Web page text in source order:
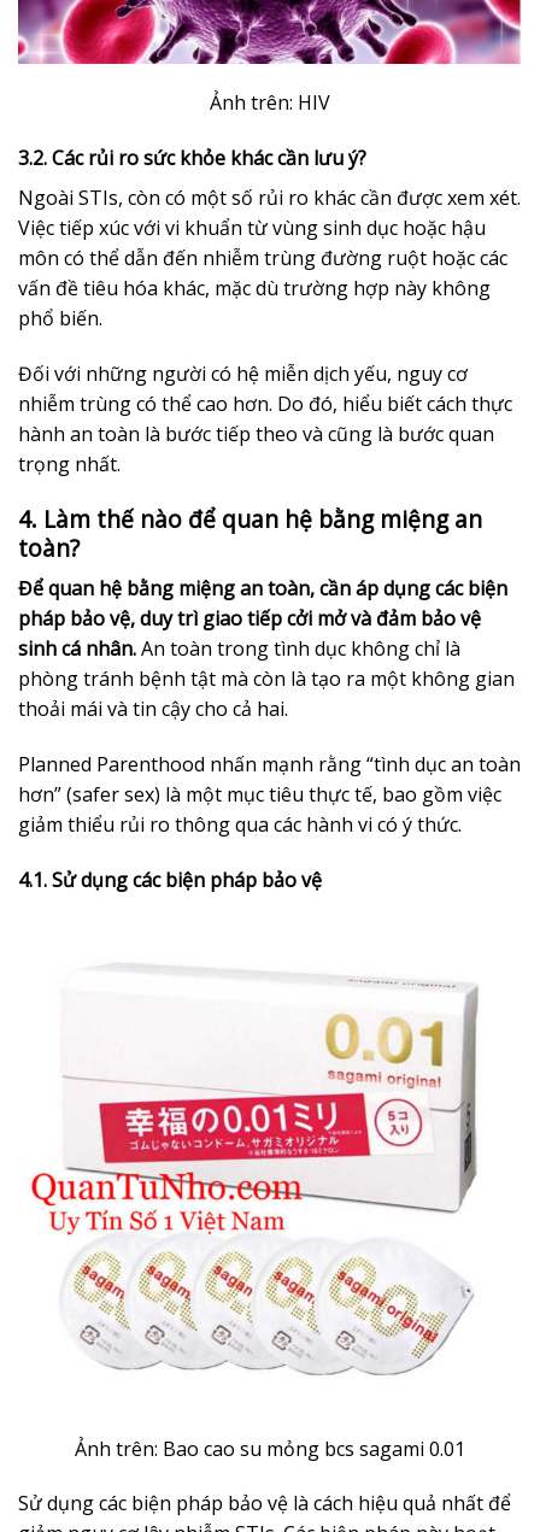
Ảnh trên: HIV
3.2. Các rủi ro sức khỏe khác cần lưu ý?
Ngoài STIs, còn có một số rủi ro khác cần được xem xét.
Việc tiếp xúc với vi khuẩn từ vùng sinh dục hoặc hậu
môn có thể dẫn đến nhiễm trùng đường ruột hoặc các
vấn đề tiêu hóa khác, mặc dù trường hợp này không
phổ biến.
Đối với những người có hệ miễn dịch yếu, nguy cơ
nhiễm trùng có thể cao hơn. Do đó, hiểu biết cách thực
hành an toàn là bước tiếp theo và cũng là bước quan
trọng nhất.
4. Làm thế nào để quan hệ bằng miệng an
toàn?
Để quan hệ bằng miệng an toàn, cần áp dụng các biện
pháp bảo vệ, duy trì giao tiếp cởi mở và đảm bảo vệ
sinh cá nhân.An toàn trong tình dục không chỉ là
phòng tránh bệnh tật mà còn là tạo ra một không gian
thoải mái và tin cậy cho cả hai.
Planned Parenthood nhấn mạnh rằng “tình dục an toàn
hơn” (safer sex) là một mục tiêu thực tế, bao gồm việc
giảm thiểu rủi ro thông qua các hành vi có ý thức.
4.1. Sử dụng các biện pháp bảo vệ
Ảnh trên: Bao cao su mỏng bcs sagami 0.01
Sử dụng các biện pháp bảo vệ là cách hiệu quả nhất để